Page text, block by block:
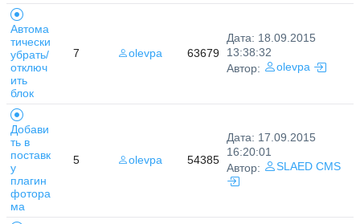
Автома
тически
убрать/
отключ
ить
блок
7 olevpa 63679
Дата: 18.09.2015
13:38:32
Автор:
olevpa
Добави
ть в
поставк
у
плагин
фотора
ма
5 olevpa 54385
Дата: 17.09.2015
16:20:01
Автор:
SLAED CMS